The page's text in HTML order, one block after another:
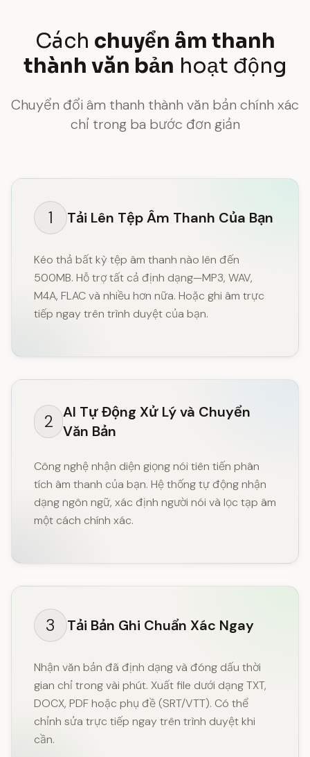
Cách chuyển âm thanh
thành văn bản hoạt động
Chuyển đổi âm thanh thành văn bản chính xác
chỉ trong ba bước đơn giản
1 Tải Lên Tệp Âm Thanh Của Bạn
Kéo thả bất kỳ tệp âm thanh nào lên đến
500MB. Hỗ trợ tất cả định dạng—MP3, WAV,
M4A, FLAC và nhiều hơn nữa. Hoặc ghi âm trực
tiếp ngay trên trình duyệt của bạn.
2 AI Tự Động Xử Lý và Chuyển
Văn Bản
Công nghệ nhận diện giọng nói tiên tiến phân
tích âm thanh của bạn. Hệ thống tự động nhận
dạng ngôn ngữ, xác định người nói và lọc tạp âm
một cách chính xác.
3 Tải Bản Ghi Chuẩn Xác Ngay
Nhận văn bản đã định dạng và đóng dấu thời
gian chỉ trong vài phút. Xuất file dưới dạng TXT,
DOCX, PDF hoặc phụ đề (SRT/VTT). Có thể
chỉnh sửa trực tiếp ngay trên trình duyệt khi
cần.